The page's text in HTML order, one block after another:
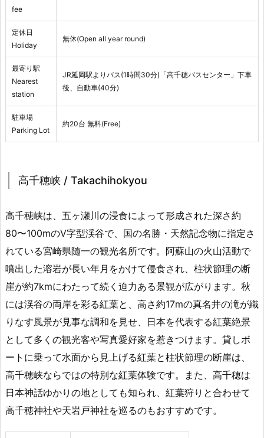
fee
定休日
Holiday
無休(Open all year round)
最寄り駅
Nearest
station
JR延岡駅よりバス(1時間30分)「高千穂バスセンター」下車
後、自動車(40分)
駐車場
Parking Lot
約20台 無料(Free)
高千穂峡 / Takachihokyou
高千穂峡は、五ヶ瀬川の浸食によって形成された深さ約
80〜100mのV字型渓谷で、国の名勝・天然記念物に指定さ
れている宮崎県随一の観光名所です。阿蘇山の火山活動で
噴出した溶岩が長い年月をかけて侵食され、柱状節理の断
崖が約7kmにわたって続く迫力ある景観が広がります。秋
には渓谷の両岸を彩る紅葉と、高さ約17mの真名井の滝が織
りなす風景が見事な調和を見せ、日本を代表する紅葉絶景
として多くの観光客や写真愛好家を惹きつけます。貸しボ
ートに乗って水面から見上げる紅葉と柱状節理の断崖は、
高千穂峡ならではの特別な紅葉体験です。また、高千穂は
日本神話ゆかりの地としても知られ、紅葉狩りと合わせて
高千穂神社や天岩戸神社を巡るのもおすすめです。